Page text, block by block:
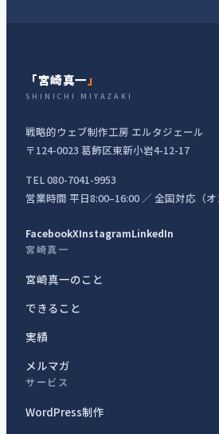
「宮崎真一 」
SHINICHI MIYAZAKI
戦略的ウェブ制作工房 エルタジェール
〒124-0023 葛飾区東新小岩4-12-17
TEL 080-7041-9953
営業時間 平日8:00–16:00 ／ 全国対応（オ
FacebookXInstagramLinkedIn
宮崎真一
宮崎真一のこと
できること
実績
メルマガ
サービス
WordPress制作